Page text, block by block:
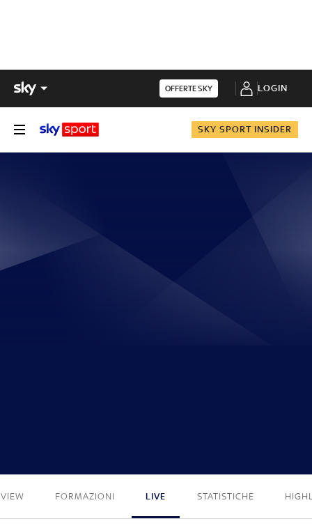
OFFERTE SKY LOGIN
SKY SPORT INSIDER
FORMAZIONI LIVE STATISTICHE